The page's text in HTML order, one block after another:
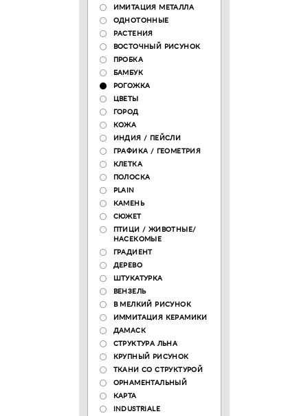
ИМИТАЦИЯ МЕТАЛЛА
ОДНОТОННЫЕ
РАСТЕНИЯ
ВОСТОЧНЫЙ РИСУНОК
ПРОБКА
БАМБУК
РОГОЖКА
ЦВЕТЫ
ГОРОД
КОЖА
ИНДИЯ / ПЕЙСЛИ
ГРАФИКА / ГЕОМЕТРИЯ
КЛЕТКА
ПОЛОСКА
PLAIN
КАМЕНЬ
СЮЖЕТ
ПТИЦИ / ЖИВОТНЫЕ/
НАСЕКОМЫЕ
ГРАДИЕНТ
ДЕРЕВО
ШТУКАТУРКА
ВЕНЗЕЛЬ
В МЕЛКИЙ РИСУНОК
ИММИТАЦИЯ КЕРАМИКИ
ДАМАСК
СТРУКТУРА ЛЬНА
КРУПНЫЙ РИСУНОК
ТКАНИ СО СТРУКТУРОЙ
ОРНАМЕНТАЛЬНЫЙ
КАРТА
INDUSTRIALE